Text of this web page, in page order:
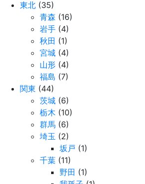
東北 (35)
青森 (16)
岩手 (4)
秋田 (1)
宮城 (4)
山形 (4)
福島 (7)
関東 (44)
茨城 (6)
栃木 (10)
群馬 (6)
埼玉 (2)
坂戸 (1)
千葉 (11)
野田 (1)